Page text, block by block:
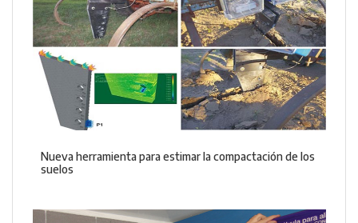
Nueva herramienta para estimar la compactación de los
suelos